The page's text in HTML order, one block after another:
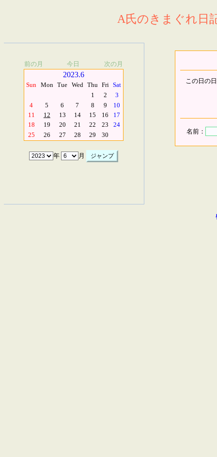
A氏のきまぐれ日
前の月 今日 次の月
2023.6
Sun Mon Tue Wed Thu Fri Sat
1
2
3
4
5 6 7 8 9
10
11
12 13 14 15 16
17
18
19 20 21 22 23
24
25
26 27 28 29 30
年 月
この日の
名前：